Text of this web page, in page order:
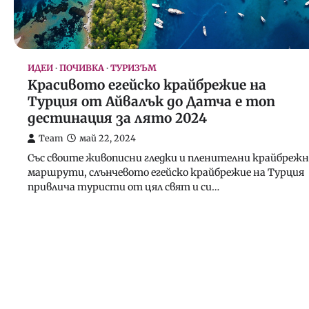
ИДЕИ ПОЧИВКА ТУРИЗЪМ
Kрасивото егейско крайбрежие на
Турция от Айвалък до Датча е топ
дестинация за лято 2024
Team май 22, 2024
Със своите живописни гледки и пленителни
маршрути, слънчевото егейско крайбрежие на Турция
привлича туристи от цял свят и си…